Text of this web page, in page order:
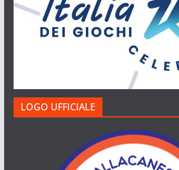
LOGO UFFICIALE